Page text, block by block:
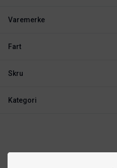
Varemerke
Fart
Skru
Kategori